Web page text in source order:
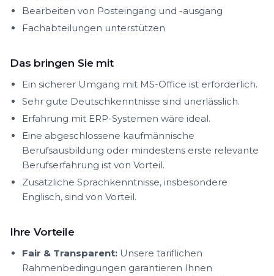
Bearbeiten von Posteingang und -ausgang
Fachabteilungen unterstützen
Das bringen Sie mit
Ein sicherer Umgang mit MS-Office ist erforderlich.
Sehr gute Deutschkenntnisse sind unerlässlich.
Erfahrung mit ERP-Systemen wäre ideal.
Eine abgeschlossene kaufmännische
Berufsausbildung oder mindestens erste relevante
Berufserfahrung ist von Vorteil.
Zusätzliche Sprachkenntnisse, insbesondere
Englisch, sind von Vorteil.
Ihre Vorteile
Fair & Transparent: Unsere tariflichen
Rahmenbedingungen garantieren Ihnen